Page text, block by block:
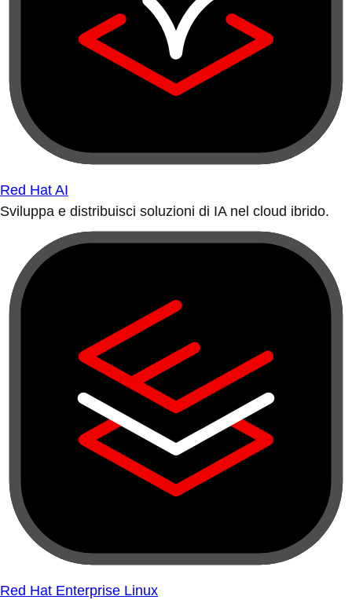
Red Hat AI
Sviluppa e distribuisci soluzioni di IA nel cloud ibrido.
Red Hat Enterprise Linux